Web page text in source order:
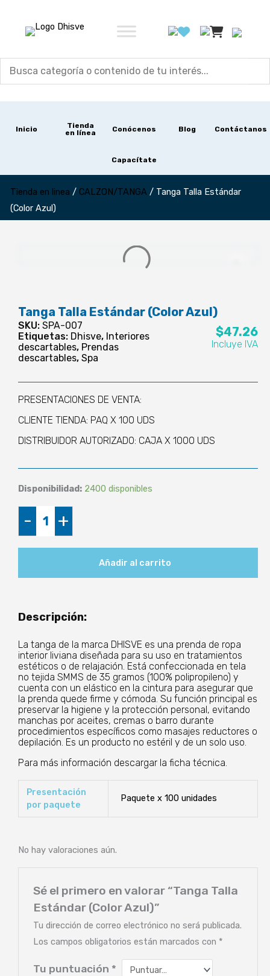
contenido
Inicio
Tienda
en línea
Conócenos Blog Contáctanos
Capacítate
Tienda en linea / CALZON/TANGA / Tanga Talla Estándar
(Color Azul)
Tanga Talla Estándar (Color Azul)
$47.26
Incluye IVA
SKU: SPA-007
Etiquetas: Dhisve, Interiores
descartables, Prendas
descartables, Spa
PRESENTACIONES DE VENTA:
CLIENTE TIENDA: PAQ X 100 UDS
DISTRIBUIDOR AUTORIZADO: CAJA X 1000 UDS
Disponibilidad: 2400 disponibles
-
Estándar
Azul)
+
Añadir al carrito
Descripción:
La tanga de la marca DHISVE es una prenda de ropa
interior liviana diseñada para su uso en tratamientos
estéticos o de relajación. Está confeccionada en tela
no tejida SMMS de 35 gramos (100% polipropileno) y
cuenta con un elástico en la cintura para asegurar que
la prenda quede firme y cómoda. Su función principal es
preservar la higiene y la protección personal, evitando
manchas por aceites, cremas o barro durante
procedimientos específicos como masajes reductores o
depilación. Es un producto no estéril y de un solo uso.
Para más información descargar la ficha técnica.
Presentación
por paquete
Paquete x 100 unidades
No hay valoraciones aún.
Sé el primero en valorar “Tanga Talla
Estándar (Color Azul)”
Tu dirección de correo electrónico no será publicada.
Los campos obligatorios están marcados con *
Tu puntuación *